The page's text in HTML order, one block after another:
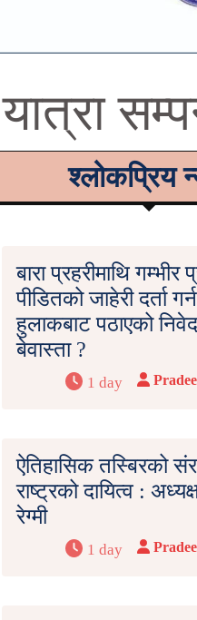
श्लोकप्रिय
बारा प्रहरीमाथि गम्भीर
पीडितको जाहेरी दर्ता
हुलाकबाट पठाएको
बेवास्ता ?
1 day
ऐतिहासिक तस्बिरको
राष्ट्रको दायित्व :
रेग्मी
1 day